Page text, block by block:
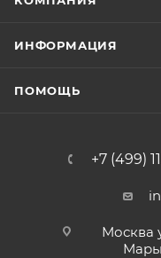
ИНФОРМАЦИЯ
ПОМОЩЬ
+7 (499)
Москва